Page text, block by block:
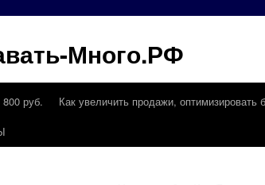
Много.РФ
800 руб. Как увеличить продажи, оптимизировать